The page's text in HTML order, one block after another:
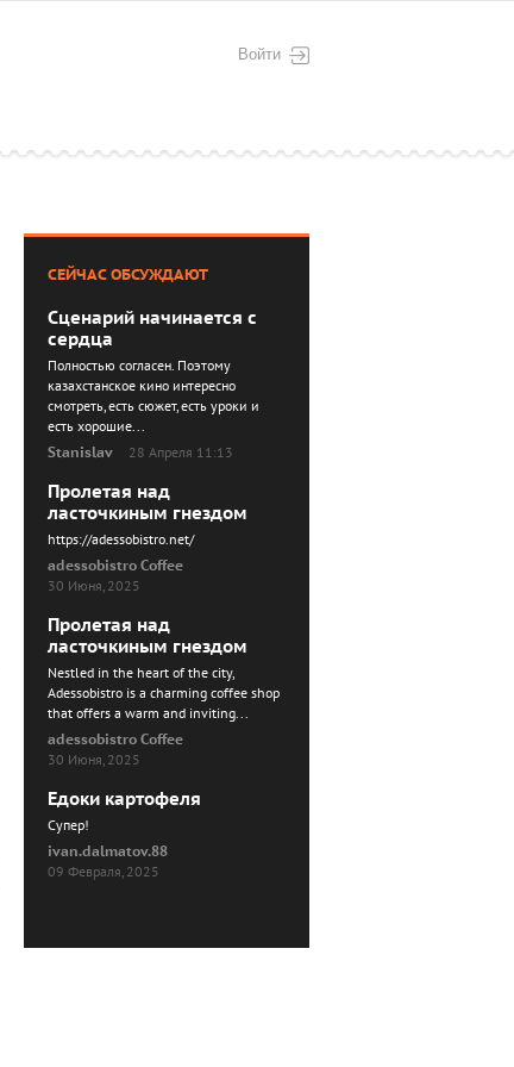
Войти
СЕЙЧАС ОБСУЖДАЮТ
Сценарий начинается с
сердца
Полностью согласен. Поэтому
казахстанское кино интересно
смотреть, есть сюжет, есть уроки и
есть хорошие...
Stanislav
28 Апреля 11:13
Пролетая над
ласточкиным гнездом
https://adessobistro.net/
adessobistro Coffee
30 Июня, 2025
Пролетая над
ласточкиным гнездом
Nestled in the heart of the city,
Adessobistro is a charming coffee shop
that offers a warm and inviting...
adessobistro Coffee
30 Июня, 2025
Едоки картофеля
Cупер!
ivan.dalmatov.88
09 Февраля, 2025